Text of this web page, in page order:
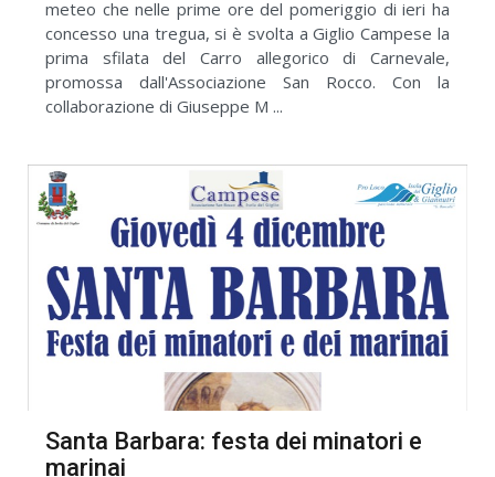
meteo che nelle prime ore del pomeriggio di ieri ha
concesso una tregua, si è svolta a Giglio Campese la
prima sfilata del Carro allegorico di Carnevale,
promossa dall'Associazione San Rocco. Con la
collaborazione di Giuseppe M ...
Santa Barbara: festa dei minatori e
marinai